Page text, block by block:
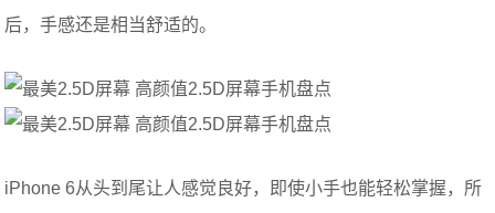
后，手感还是相当舒适的。
iPhone 6从头到尾让人感觉良好，即使小手也能轻松掌握，所